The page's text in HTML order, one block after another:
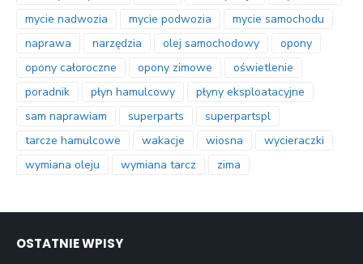
mycie nadwozia
mycie podwozia
mycie samochodu
naprawa
narzędzia olej samochodowy
opony
opony całoroczne
opony zimowe
oświetlenie
poradnik
płyn hamulcowy
płyny eksploatacyjne
sam naprawiam
superparts
superpartspl
tarcze hamulcowe
wakacje wiosna
wycieraczki
wymiana oleju
wymiana tarcz zima
OSTATNIE WPISY